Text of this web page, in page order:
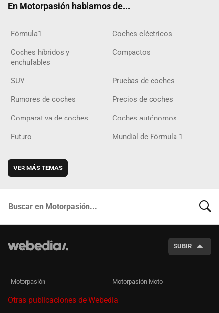
En Motorpasión hablamos de...
Fórmula1 Coches eléctricos
Coches híbridos y
enchufables
Compactos
SUV Pruebas de coches
Rumores de coches Precios de coches
Comparativa de coches Coches autónomos
Futuro Mundial de Fórmula 1
VER MÁS TEMAS
SUBIR
Motorpasión Motorpasión Moto
Otras publicaciones de Webedia